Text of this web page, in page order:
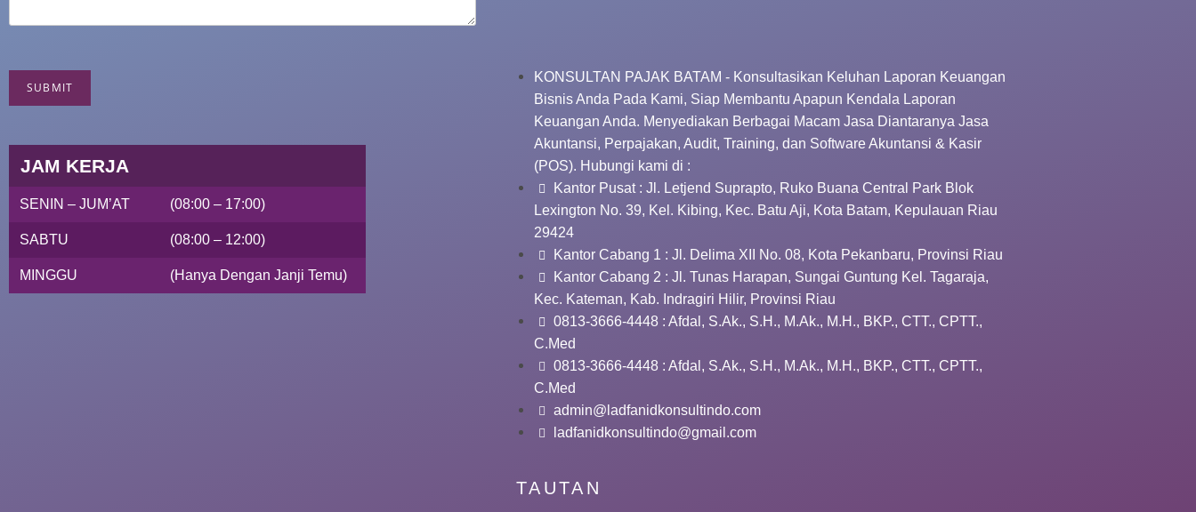
SUBMIT
JAM KERJA
SENIN – JUM’AT (08:00 – 17:00)
SABTU (08:00 – 12:00)
MINGGU (Hanya Dengan Janji Temu)
KONSULTAN PAJAK BATAM - Konsultasikan Keluhan Laporan Keuangan
Bisnis Anda Pada Kami, Siap Membantu Apapun Kendala Laporan
Keuangan Anda. Menyediakan Berbagai Macam Jasa Diantaranya Jasa
Akuntansi, Perpajakan, Audit, Training, dan Software Akuntansi & Kasir
(POS). Hubungi kami di :
Kantor Pusat : Jl. Letjend Suprapto, Ruko Buana Central Park Blok
Lexington No. 39, Kel. Kibing, Kec. Batu Aji, Kota Batam, Kepulauan Riau
29424
Kantor Cabang 1 : Jl. Delima XII No. 08, Kota Pekanbaru, Provinsi Riau
Kantor Cabang 2 : Jl. Tunas Harapan, Sungai Guntung Kel. Tagaraja,
Kec. Kateman, Kab. Indragiri Hilir, Provinsi Riau
0813-3666-4448 : Afdal, S.Ak., S.H., M.Ak., M.H., BKP., CTT., CPTT.,
C.Med
0813-3666-4448 : Afdal, S.Ak., S.H., M.Ak., M.H., BKP., CTT., CPTT.,
C.Med
admin@ladfanidkonsultindo.com
ladfanidkonsultindo@gmail.com
TAUTAN